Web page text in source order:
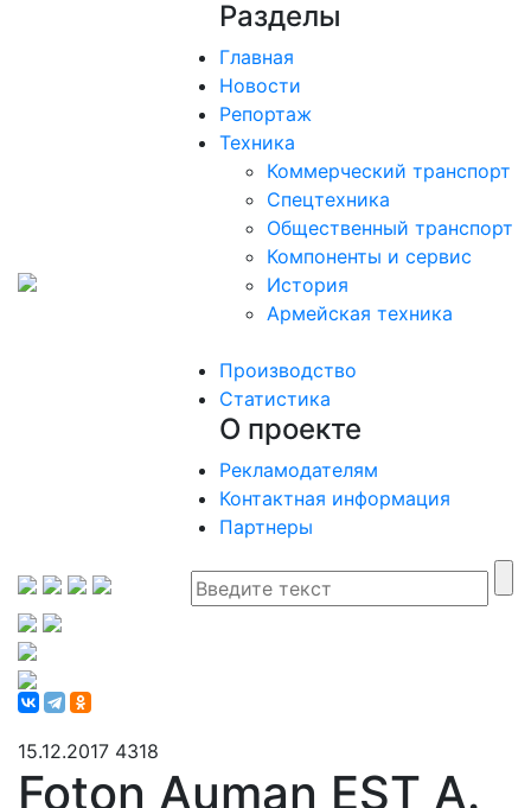
Разделы
Главная
Новости
Репортаж
Техника
Коммерческий транспорт
Спецтехника
Общественный транспорт
Компоненты и сервис
История
Армейская техника
Производство
Статистика
О проекте
Рекламодателям
Контактная информация
Партнеры
15.12.2017 4318
Foton Auman EST A.